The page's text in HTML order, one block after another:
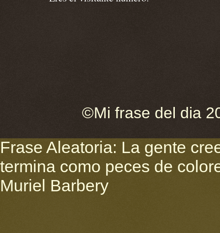
©Mi frase del dia
Frase Aleatoria: La gente
termina como peces de
Muriel Barbery